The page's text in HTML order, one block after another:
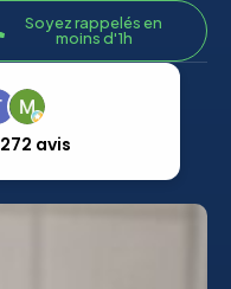
Soyez rappelés en
moins d'1h
272 avis